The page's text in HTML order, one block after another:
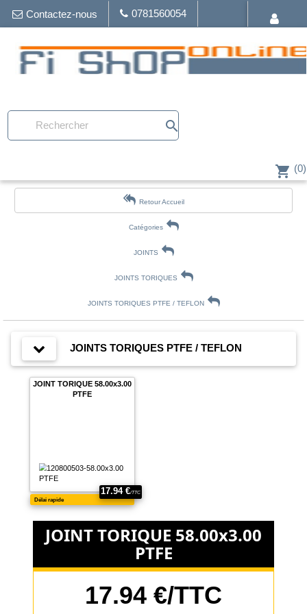
Contactez-nous 0781560054
search
shopping_cart (0)
Retour Accueil
Catégories
JOINTS
JOINTS TORIQUES
JOINTS TORIQUES PTFE / TEFLON
JOINTS TORIQUES PTFE / TEFLON
JOINT TORIQUE 58.00x3.00
JOINT TORIQUE 58.00x3.00
PTFE
17.94 €/TTC